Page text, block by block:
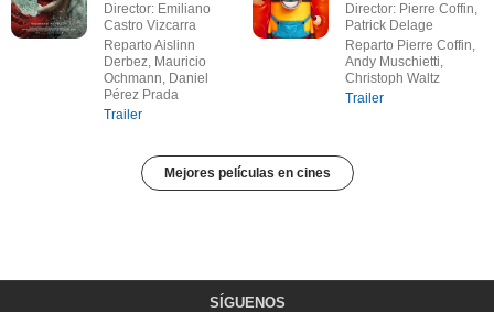
Director: Emiliano
Castro Vizcarra
Reparto Aislinn
Derbez, Mauricio
Ochmann, Daniel
Pérez Prada
Trailer
Director: Pierre Coffin,
Patrick Delage
Reparto Pierre Coffin,
Andy Muschietti,
Christoph Waltz
Trailer
Mejores películas en cines
SÍGUENOS